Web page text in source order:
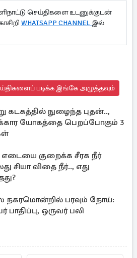
செய்திகளை உடனுக்குடன்
WHATSAPP CHANNEL இல்
படிக்க இங்கே அழுத்தவும்
கடகத்தில் நுழைந்த புதன்..,
யோகத்தை பெறப்போகும் 3
குறைக்க சீரக நீர்
சியா விதை நீர்.., எது
நகரமொன்றில் பரவும் நோய்:
பாதிப்பு, ஒருவர் பலி